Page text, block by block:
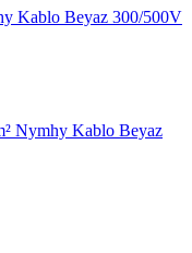
Kablo Beyaz 300/500V
Nymhy Kablo Beyaz